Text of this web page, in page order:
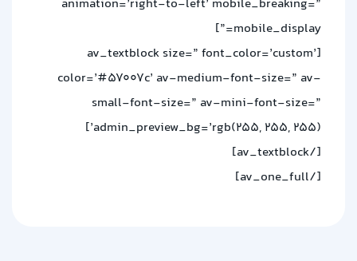
animation=’right-to-left’ mobile_breaking=”
mobile_display=”]
[av_textblock size=” font_color=’custom’
color=’#57007c’ av-medium-font-size=” av-
small-font-size=” av-mini-font-size=”
admin_preview_bg=’rgb(255, 255, 255)’]
[/av_textblock]
[/av_one_full]